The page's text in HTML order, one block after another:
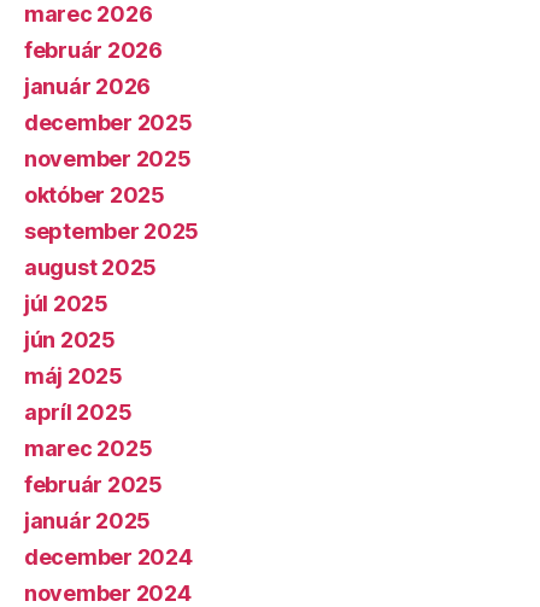
marec 2026
február 2026
január 2026
december 2025
november 2025
október 2025
september 2025
august 2025
júl 2025
jún 2025
máj 2025
apríl 2025
marec 2025
február 2025
január 2025
december 2024
november 2024